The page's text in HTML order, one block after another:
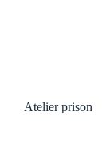
Atelier prison